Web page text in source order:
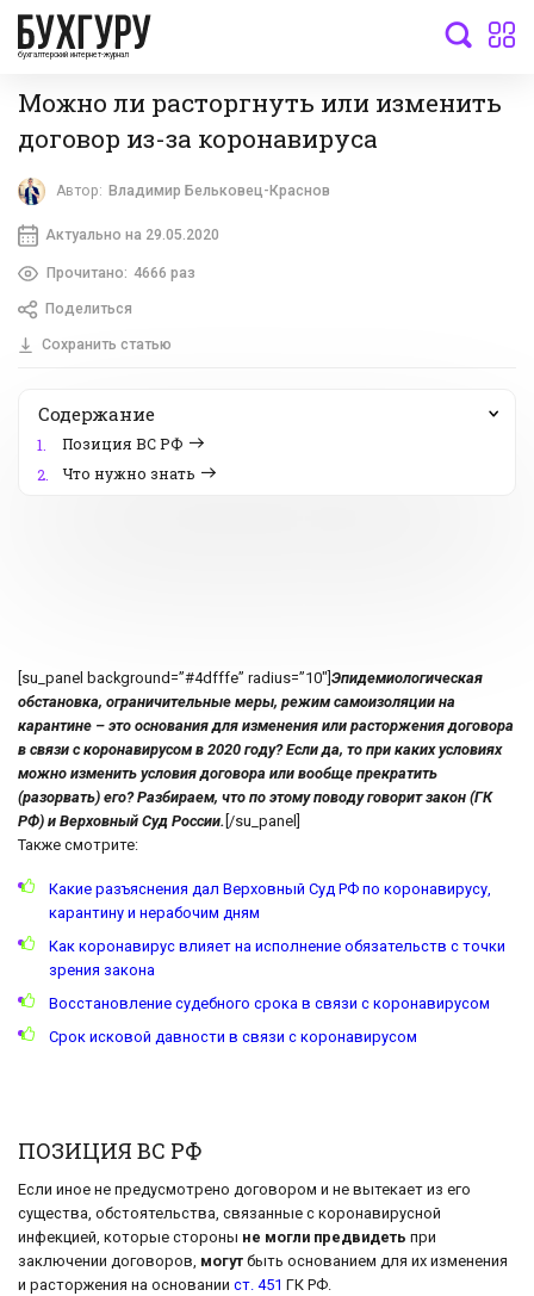
бухгалтерский интернет-журнал
Можно ли расторгнуть или изменить
договор из-за коронавируса
Автор: Владимир Бельковец-Краснов
Актуально на 29.05.2020
Прочитано: 4666 раз
Поделиться
Сохранить статью
Содержание
1.
Позиция ВС РФ
2.
Что нужно знать
[su_panel background=”#4dfffe” radius=”10″] Эпидемиологическая
обстановка, ограничительные меры, режим самоизоляции на
карантине – это основания для изменения или расторжения договора
в связи с коронавирусом в 2020 году? Если да, то при каких условиях
можно изменить условия договора или вообще прекратить
(разорвать) его? Разбираем, что по этому поводу говорит закон (ГК
РФ) и Верховный Суд России. [/su_panel]
Также смотрите:
Какие разъяснения дал Верховный Суд РФ по коронавирусу,
карантину и нерабочим дням
Как коронавирус влияет на исполнение обязательств с точки
зрения закона
Восстановление судебного срока в связи с коронавирусом
Срок исковой давности в связи с коронавирусом
ПОЗИЦИЯ ВС РФ
Если иное не предусмотрено договором и не вытекает из его
существа, обстоятельства, связанные с коронавирусной
инфекцией, которые стороны не могли предвидеть при
заключении договоров, могут быть основанием для их изменения
и расторжения на основании ст. 451 ГК РФ.